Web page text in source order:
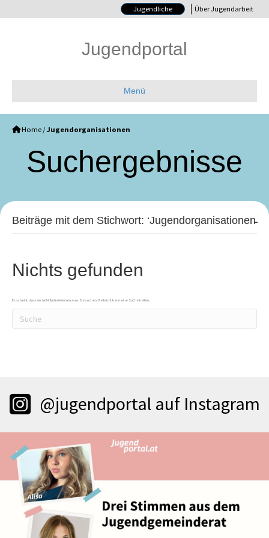
Jugendliche Über Jugendarbeit
Jugendportal
Menü
Home /Jugendorganisationen
Such­ergebnisse
Beiträge mit dem Stichwort: ‘Jugendorganisationen̵
Nichts gefunden
Es scheint, dass wir nicht finden können, was Sie suchen. Vielleicht kann eine Suche helfen.
@jugendportal auf Instagram